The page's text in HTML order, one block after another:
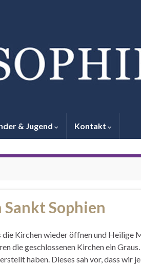
& Jugend Kontakt
Sophien
die Kirchen wieder öffnen und
die geschlossenen Kirchen ein
haben. Dieses sah vor, dass wir